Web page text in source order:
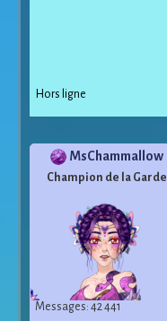
Hors ligne
MsChammallow
Champion de la Garde
Messages: 42 441